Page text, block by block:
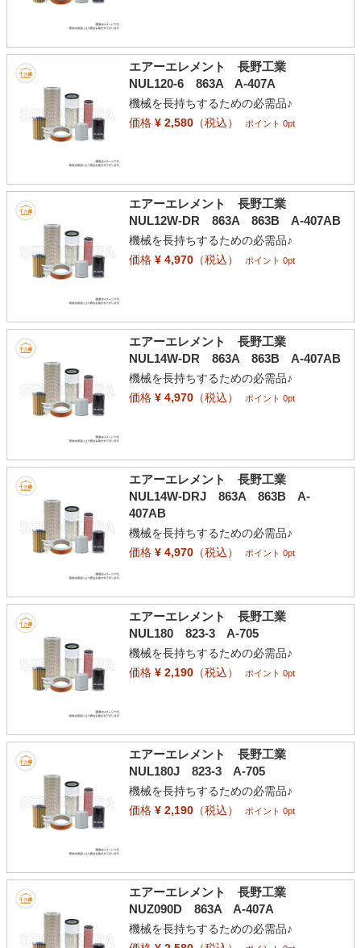
エアーエレメント 長野工業
NUL120-6 863A A-407A
機械を長持ちするための必需品♪
価格¥ 2,580（税込） ポイント 0pt
エアーエレメント 長野工業
NUL12W-DR 863A 863B A-407AB
機械を長持ちするための必需品♪
価格¥ 4,970（税込） ポイント 0pt
エアーエレメント 長野工業
NUL14W-DR 863A 863B A-407AB
機械を長持ちするための必需品♪
価格¥ 4,970（税込） ポイント 0pt
エアーエレメント 長野工業
NUL14W-DRJ 863A 863B A-
407AB
機械を長持ちするための必需品♪
価格¥ 4,970（税込） ポイント 0pt
エアーエレメント 長野工業
NUL180 823-3 A-705
機械を長持ちするための必需品♪
価格¥ 2,190（税込） ポイント 0pt
エアーエレメント 長野工業
NUL180J 823-3 A-705
機械を長持ちするための必需品♪
価格¥ 2,190（税込） ポイント 0pt
エアーエレメント 長野工業
NUZ090D 863A A-407A
機械を長持ちするための必需品♪